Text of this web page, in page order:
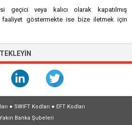
geçici veya kalıcı olarak kapatılmış
faaliyet göstermekte ise bize iletmek için
● SWIFT Kodları ● EFT Kodları
Banka Şubeleri